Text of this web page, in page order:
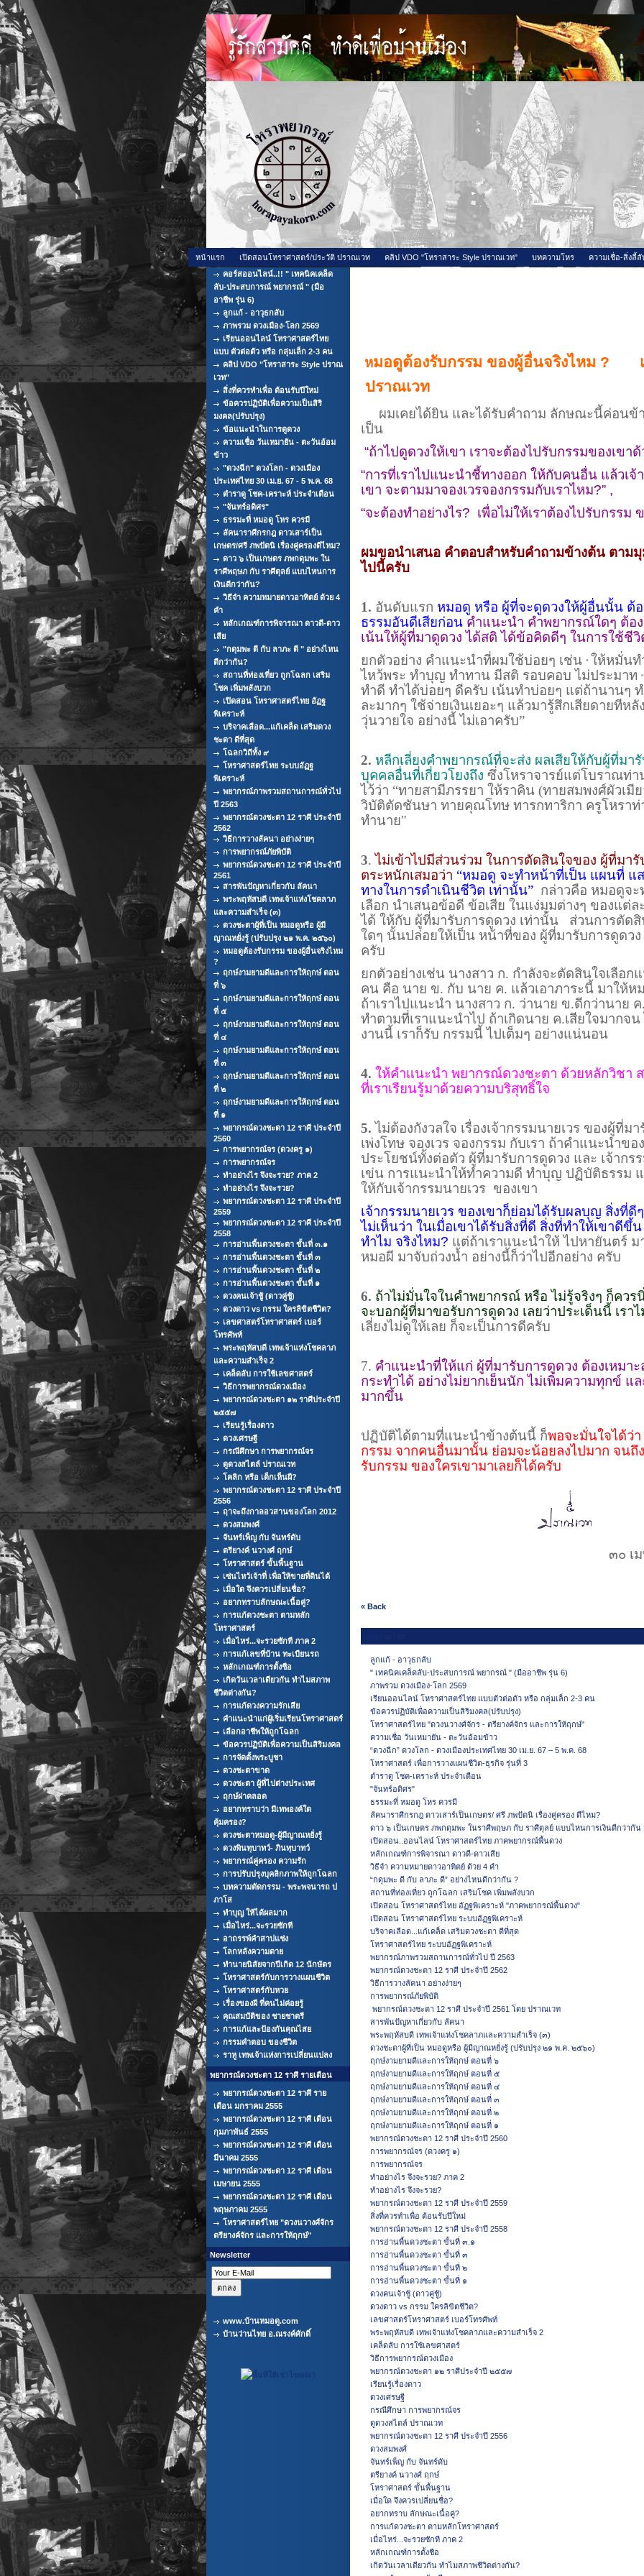
หน้าแรก เปิดสอนโหราศาสตร์/ประวัติ ปราณเวท คลิป VDO "โหราสาระ Style ปราณเวท" บทความโหร
ความเชื่อ-สิ่งลี้ลั
คอร์สออนไลน์..!! " เทคนิคเคล็ด
ลับ-ประสบการณ์ พยากรณ์ " (มือ
อาชีพ รุ่น 6)
ลูกแก้ - อาวุธกลับ
ภาพรวม ดวงเมือง-โลก 2569
เรียนออนไลน์ โหราศาสตร์ไทย
แบบ ตัวต่อตัว หรือ กลุ่มเล็ก 2-3 คน
คลิป VDO "โหราสาระ Style ปราณ
เวท"
สิ่งที่ควรทำเพื่อ ต้อนรับปีใหม่
ข้อควรปฏิบัติเพื่อความเป็นสิริ
มงคล(ปรับปรุง)
ข้อแนะนำในการดูดวง
ความเชื่อ วันเหมายัน - ตะวันอ้อม
ข้าว
"ดวงฉีก" ดวงโลก - ดวงเมือง
ประเทศไทย 30 เม.ย. 67 - 5 พ.ค. 68
ตำราดู โชค-เคราะห์ ประจำเดือน
"จันทร์อดิศร"
ธรรมะที่ หมอดู โหร ควรมี
ลัคนาราศีกรกฎ ดาวเสาร์เป็น
เกษตร/ศรี ภพปัตนิ เรื่องคู่ครองดีไหม?
ดาว ๖ เป็นเกษตร ภพกดุมพะ ใน
ราศีพฤษภ กับ ราศีตุลย์ แบบไหนการ
เงินดีกว่ากัน?
วิธีจำ ความหมายดาวอาทิตย์ ด้วย 4
คำ
หลักเกณฑ์การพิจารณา ดาวดี-ดาว
เสีย
"กดุมพะ ดี กับ ลาภะ ดี " อย่างไหน
ดีกว่ากัน?
สถานที่ท่องเที่ยว ถูกโฉลก เสริม
โชค เพิ่มพลังบวก
เปิดสอน โหราศาสตร์ไทย อัฏฐ
พิเคราะห์
บริจาคเลือด...แก้เคล็ด เสริมดวง
ชะตา ดีที่สุด
โฉลกวิถีทั้ง ๙
โหราศาสตร์ไทย ระบบอัฏฐ
พิเคราะห์
พยากรณ์ภาพรวมสถานการณ์ทั่วไป
ปี 2563
พยากรณ์ดวงชะตา 12 ราศี ประจำปี
2562
วิธีการวางลัคนา อย่างง่ายๆ
การพยากรณ์ภัยพิบัติ
พยากรณ์ดวงชะตา 12 ราศี ประจำปี
2561
สารพันปัญหาเกี่ยวกับ ลัคนา
พระพฤหัสบดี เทพเจ้าแห่งโชคลาภ
และความสำเร็จ (๓)
ดวงชะตาผู้ที่เป็น หมอดูหรือ ผู้มี
ญาณหยั่งรู้ (ปรับปรุง ๒๑ พ.ค. ๒๕๖๐)
หมอดูต้องรับกรรม ของผู้อื่นจริงไหม
?
ฤกษ์งามยามดีและการให้ฤกษ์ ตอน
ที่ ๖
ฤกษ์งามยามดีและการให้ฤกษ์ ตอน
ที่ ๕
ฤกษ์งามยามดีและการให้ฤกษ์ ตอน
ที่ ๔
ฤกษ์งามยามดีและการให้ฤกษ์ ตอน
ที่ ๓
ฤกษ์งามยามดีและการให้ฤกษ์ ตอน
ที่ ๒
ฤกษ์งามยามดีและการให้ฤกษ์ ตอน
ที่ ๑
พยากรณ์ดวงชะตา 12 ราศี ประจำปี
2560
การพยากรณ์จร (ดวงครู ๑)
การพยากรณ์จร
ทำอย่างไร จึงจะรวย? ภาค 2
ทำอย่างไร จึงจะรวย?
พยากรณ์ดวงชะตา 12 ราศี ประจำปี
2559
พยากรณ์ดวงชะตา 12 ราศี ประจำปี
2558
การอ่านพื้นดวงชะตา ขั้นที่ ๓.๑
การอ่านพื้นดวงชะตา ขั้นที่ ๓
การอ่านพื้นดวงชะตา ขั้นที่ ๒
การอ่านพื้นดวงชะตา ขั้นที่ ๑
ดวงคนเจ้าชู้ (ดาวคู่ชู้)
ดวงดาว vs กรรม ใครลิขิตชีวิต?
เลขศาสตร์โหราศาสตร์ เบอร์
โทรศัพท์
พระพฤหัสบดี เทพเจ้าแห่งโชคลาภ
และความสำเร็จ 2
เคล็ดลับ การใช้เลขศาสตร์
วิธีการพยากรณ์ดวงเมือง
พยากรณ์ดวงชะตา ๑๒ ราศีประจำปี
๒๕๕๗
เรียนรู้เรื่องดาว
ดวงเศรษฐี
กรณีศึกษา การพยากรณ์จร
ดูดวงสไตล์ ปราณเวท
โคลิก หรือ เด็กเห็นผี?
พยากรณ์ดวงชะตา 12 ราศี ประจำปี
2556
ฤาจะถึงกาลอวสานของโลก 2012
ดวงสมพงศ์
จันทร์เพ็ญ กับ จันทร์ดับ
ตรียางค์ นวางศ์ ฤกษ์
โหราศาสตร์ ขั้นพื้นฐาน
เซ่นไหว้เจ้าที่ เพื่อให้ขายที่ดินได้
เมื่อใด จึงควรเปลี่ยนชื่อ?
อยากทราบลักษณะเนื้อคู่?
การแก้ดวงชะตา ตามหลัก
โหราศาสตร์
เมื่อไหร่...จะรวยซักที ภาค 2
การแก้เลขที่บ้าน ทะเบียนรถ
หลักเกณฑ์การตั้งชือ
เกิดวันเวลาเดียวกัน ทำไมสภาพ
ชีวิตต่างกัน?
การแก้ดวงความรักเสีย
คำแนะนำแก่ผู้เริ่มเรียนโหราศาสตร์
เลือกอาชีพให้ถูกโฉลก
ข้อควรปฏิบัติเพื่อความเป็นสิริมงคล
การจัดตั้งพระบูชา
ดวงชะตาขาด
ดวงชะตา ผู้ที่ไปต่างประเทศ
ฤกษ์ผ่าคลอด
อยากทราบว่า มีเทพองค์ใด
คุ้มครอง?
ดวงชะตาหมอดู-ผู้มีญาณหยั่งรู้
ดวงพินทุบาทว์- ภินทุบาทว์
พยากรณ์คู่ครอง ความรัก
การปรับปรุงบุคลิกภาพให้ถูกโฉลก
บทความตัดกรรม - พระพจนารถ ป
ภาโส
ทำบุญ ให้ได้ผลมาก
เมื่อไหร่...จะรวยซักที
อาถรรพ์คำสาปแช่ง
โลกหลังความตาย
ทำนายนิสัยจากปีเกิด 12 นักษัตร
โหราศาสตร์กับการวางแผนชีวิต
โหราศาสตร์กับหวย
เรื่องของผี ที่คนไม่ค่อยรู้
คุณสมบัติของ ชายชาตรี
การแก้และป้องกันคุณไสย
กรรมคำตอบ ของชีวิต
ราหู เทพเจ้าแห่งการเปลี่ยนแปลง
พยากรณ์ดวงชะตา 12 ราศี รายเดือน
พยากรณ์ดวงชะตา 12 ราศี ราย
เดือน มกราคม 2555
พยากรณ์ดวงชะตา 12 ราศี เดือน
กุมภาพันธ์ 2555
พยากรณ์ดวงชะตา 12 ราศี เดือน
มีนาคม 2555
พยากรณ์ดวงชะตา 12 ราศี เดือน
เมษายน 2555
พยากรณ์ดวงชะตา 12 ราศี เดือน
พฤษภาคม 2555
โหราศาสตร์ไทย "ดวงนวางศ์จักร
ตรียางค์จักร และการให้ฤกษ์"
Newsletter
www.บ้านหมอดู.com
บ้านว่านไทย อ.ณรงค์ศักดิ์
หมอดูต้องรับกรรม ของผู้อื่นจริงไหม ?
ปราณเวท
ผมเคยได้ยิน และได้รับคำถาม ลักษณะนี้ค่อนข้า
เป็น
“ถ้าไปดูดวงให้เขา เราจะต้องไปรับกรรมของเขาด้
“การที่เราไปแนะนำชี้ทางออก ให้กับคนอื่น แล้วเจ้
เขา จะตามมาจองเวรจองกรรมกับเราไหม?” ,
“จะต้องทำอย่างไร? เพื่อไม่ให้เราต้องไปรับกรรม
ผมขอนำเสนอ คำตอบสำหรับคำถามข้างต้น ตาม
ไปนี้ครับ
1. อันดับแรก หมอดู หรือ ผู้ที่จะดูดวงให้ผู้อื่นนั้น ต้
ธรรมอันดีเสียก่อน คำแนะนำ คำพยากรณ์ใดๆ ต้อ
เน้นให้ผู้ที่มาดูดวง ได้สติ ได้ข้อคิดดีๆ ในการใช้ชี
ยกตัวอย่าง คำแนะนำที่ผมใช้บ่อยๆ เช่น “ ให้หมั่นท
ไหว้พระ ทำบุญ ทำทาน มีสติ รอบคอบ ไม่ประมาท
ทำดี ทำได้บ่อยๆ ดีครับ เน้นทำบ่อยๆ แต่ถ้านานๆ
ละมากๆ ใช้จ่ายเงินเยอะๆ แล้วมารู้สึกเสียดายทีห
วุ่นวายใจ อย่างนี้ ไม่เอาครับ”
2. หลีกเลี่ยงคำพยากรณ์ที่จะส่ง ผลเสียให้กับผู้ที่มา
บุคคลอื่นที่เกี่ยวโยงถึง ซึ่งโหราจารย์แต่โบราณท่
ไว้ว่า “ทายสามีภรรยา ให้ราคิน (ทายสมพงศ์ผัวเมี
วิบัติตัดชันษา ทายคุณโทษ ทารกทาริกา ครูโหราท่
ทำนาย"
3.ไม่เข้าไปมีส่วนร่วม ในการตัดสินใจของ ผู้ที่มารั
ตระหนักเสมอว่า “หมอดู จะทำหน้าที่เป็น แผนที่ แ
ทางในการดำเนินชีวิต เท่านั้น” กล่าวคือ หมอดูจ
เลือก นำเสนอข้อดี ข้อเสีย ในแง่มุมต่างๆ ของแต่ล
ได้ ให้กับ ผู้ที่มารับการดูดวง เท่านั้น ส่วนการตัดสิ
ใดๆ นั้นปล่อยให้เป็น หน้าที่ของ ผู้ที่มารับการดูดวง
ครับ
ยกตัวอย่างเช่น นางสาว ก. กำลังจะตัดสินใจเลือ
คน คือ นาย ข. กับ นาย ค. แล้วเอาภาระนี้ มาให้ห
ถ้าเราไปแนะนำ นางสาว ก. ว่านาย ข.ดีกว่านาย
ทำตามที่เราแนะนำไป ถ้าเกิดนาย ค.เสียใจมากจ
งานนี้ เราก็รับ กรรมนี้ ไปเต็มๆ อย่างแน่นอน
4. ให้คำแนะนำ พยากรณ์ดวงชะตา ด้วยหลักวิชา
ที่เราเรียนรู้มาด้วยความบริสุทธิ์ใจ
5. ไม่ต้องกังวลใจ เรื่องเจ้ากรรมนายเวร ของผู้ที่ม
เพ่งโทษ จองเวร จองกรรม กับเรา ถ้าคำแนะนำขอ
ประโยชน์ทั้งต่อตัว ผู้ที่มารับการดูดวง และ เจ้ากร
เข่น การแนะนำให้ทำความดี ทำบุญ ปฏิบัติธรรม
ให้กับเจ้ากรรมนายเวร ของเขา
เจ้ากรรมนายเวร ของเขาก็ย่อมได้รับผลบุญ สิ่งที่ดี
ไม่เห็นว่า ในเมื่อเขาได้รับสิ่งที่ดี สิ่งที่ทำให้เขาดีขึ้น
ทำไม จริงไหม? แต่ถ้าเราแนะนำให้ ไปหายันตร์
หมอผี มาจับถ่วงน้ำ อย่างนี้ก็ว่าไปอีกอย่าง ครับ
6. ถ้าไม่มั่นใจในคำพยากรณ์ หรือ ไม่รู้จริงๆ ก็ควร
จะบอกผู้ที่มาขอรับการดูดวง เลยว่าประเด็นนี้ เรา
เลี่ยงไม่ดูให้เลย ก็จะเป็นการดีครับ
7. คำแนะนำที่ให้แก่ ผู้ที่มารับการดูดวง ต้องเหมา
กระทำได้ อย่างไม่ยากเย็นนัก ไม่เพิ่มความทุกข์ แ
มากขึ้น
ปฏิบัติได้ตามที่แนะนำข้างต้นนี้ ก็พอจะมั่นใจได้ว่
กรรม จากคนอื่นมานั้น ย่อมจะน้อยลงไปมาก จนถึ
รับกรรม ของใครเขามาเลยก็ได้ครับ
๓๐ เมษายน ๒
« Back
ลูกแก้ - อาวุธกลับ
" เทคนิคเคล็ดลับ-ประสบการณ์ พยากรณ์ " (มืออาชีพ รุ่น 6)
ภาพรวม ดวงเมือง-โลก 2569
เรียนออนไลน์ โหราศาสตร์ไทย แบบตัวต่อตัว หรือ กลุ่มเล็ก 2-3 คน
ข้อควรปฏิบัติเพื่อความเป็นสิริมงคล(ปรับปรุง)
โหราศาสตร์ไทย "ดวงนวางศ์จักร - ตรียางค์จักร และการให้ฤกษ์"
ความเชื่อ วันเหมายัน - ตะวันอ้อมข้าว
“ดวงฉีก” ดวงโลก - ดวงเมืองประเทศไทย 30 เม.ย. 67 – 5 พ.ค. 68
โหราศาสตร์ เพื่อการวางแผนชีวิต-ธุรกิจ รุ่นที่ 3
ตำราดู โชค-เคราะห์ ประจำเดือน
"จันทร์อดิศร"
ธรรมะที่ หมอดู โหร ควรมี
ลัคนาราศีกรกฎ ดาวเสาร์เป็นเกษตร/ ศรี ภพปัตนิ เรื่องคู่ครอง ดีไหม?
ดาว ๖ เป็นเกษตร ภพกดุมพะ ในราศีพฤษภ กับ ราศีตุลย์ แบบไหนการเงินดีกว่ากัน
เปิดสอน..ออนไลน์ โหราศาสตร์ไทย ภาคพยากรณ์พื้นดวง
หลักเกณฑ์การพิจารณา ดาวดี-ดาวเสีย
วิธีจำ ความหมายดาวอาทิตย์ ด้วย 4 คำ
“กดุมพะ ดี กับ ลาภะ ดี” อย่างไหนดีกว่ากัน ?
สถานที่ท่องเที่ยว ถูกโฉลก เสริมโชค เพิ่มพลังบวก
เปิดสอน โหราศาสตร์ไทย อัฏฐพิเคราะห์ "ภาคพยากรณ์พื้นดวง"
เปิดสอน โหราศาสตร์ไทย ระบบอัฏฐพิเคราะห์
บริจาคเลือด...แก้เคล็ด เสริมดวงชะตา ดีที่สุด
โหราศาสตร์ไทย ระบบอัฏฐพิเคราะห์
พยากรณ์ภาพรวมสถานการณ์ทั่วไป ปี 2563
พยากรณ์ดวงชะตา 12 ราศี ประจำปี 2562
วิธีการวางลัคนา อย่างง่ายๆ
การพยากรณ์ภัยพิบัติ
พยากรณ์ดวงชะตา 12 ราศี ประจำปี 2561 โดย ปราณเวท
สารพันปัญหาเกี่ยวกับ ลัคนา
พระพฤหัสบดี เทพเจ้าแห่งโชคลาภและความสำเร็จ (๓)
ดวงชะตาผู้ที่เป็น หมอดูหรือ ผู้มีญาณหยั่งรู้ (ปรับปรุง ๒๑ พ.ค. ๒๕๖๐)
ฤกษ์งามยามดีและการให้ฤกษ์ ตอนที่ ๖
ฤกษ์งามยามดีและการให้ฤกษ์ ตอนที่ ๕
ฤกษ์งามยามดีและการให้ฤกษ์ ตอนที่ ๔
ฤกษ์งามยามดีและการให้ฤกษ์ ตอนที่ ๓
ฤกษ์งามยามดีและการให้ฤกษ์ ตอนที่ ๒
ฤกษ์งามยามดีและการให้ฤกษ์ ตอนที่ ๑
พยากรณ์ดวงชะตา 12 ราศี ประจำปี 2560
การพยากรณ์จร (ดวงครู ๑)
การพยากรณ์จร
ทำอย่างไร จึงจะรวย? ภาค 2
ทำอย่างไร จึงจะรวย?
พยากรณ์ดวงชะตา 12 ราศี ประจำปี 2559
สิ่งที่ควรทำเพื่อ ต้อนรับปีใหม่
พยากรณ์ดวงชะตา 12 ราศี ประจำปี 2558
การอ่านพื้นดวงชะตา ขั้นที่ ๓.๑
การอ่านพื้นดวงชะตา ขั้นที่ ๓
การอ่านพื้นดวงชะตา ขั้นที่ ๒
การอ่านพื้นดวงชะตา ขั้นที่ ๑
ดวงคนเจ้าชู้ (ดาวคู่ชู้)
ดวงดาว vs กรรม ใครลิขิตชีวิต?
เลขศาสตร์โหราศาสตร์ เบอร์โทรศัพท์
พระพฤหัสบดี เทพเจ้าแห่งโชคลาภและความสำเร็จ 2
เคล็ดลับ การใช้เลขศาสตร์
วิธีการพยากรณ์ดวงเมือง
พยากรณ์ดวงชะตา ๑๒ ราศีประจำปี ๒๕๕๗
เรียนรู้เรื่องดาว
ดวงเศรษฐี
กรณีศึกษา การพยากรณ์จร
ดูดวงสไตล์ ปราณเวท
พยากรณ์ดวงชะตา 12 ราศี ประจำปี 2556
ดวงสมพงศ์
จันทร์เพ็ญ กับ จันทร์ดับ
ตรียางค์ นวางศ์ ฤกษ์
โหราศาสตร์ ขั้นพื้นฐาน
เมื่อใด จึงควรเปลี่ยนชื่อ?
อยากทราบ ลักษณะเนื้อคู่?
การแก้ดวงชะตา ตามหลักโหราศาสตร์
เมื่อไหร่...จะรวยซักที ภาค 2
หลักเกณฑ์การตั้งชือ
เกิดวันเวลาเดียวกัน ทำไมสภาพชีวิตต่างกัน?